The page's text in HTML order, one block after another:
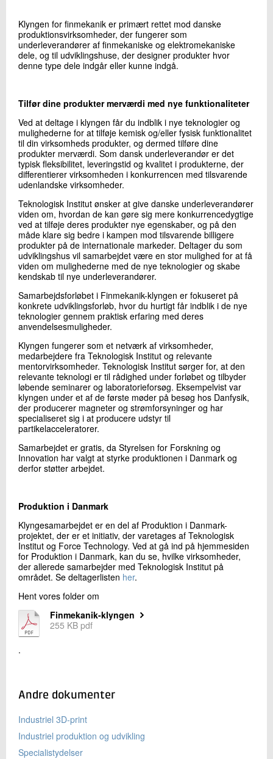
04.AMP-klyngen
05.Digitalisering og automatisering
06.Digitaliseret dokumentation og kvalitet
07. CT for AM-klyngen
Klyngen for finmekanik er primært rettet mod danske
produktionsvirksomheder, der fungerer som
underleverandører af finmekaniske og elektromekaniske
dele, og til udviklingshuse, der designer produkter hvor
denne type dele indgår eller kunne indgå.
Tilfør dine produkter merværdi med nye funktionaliteter
Ved at deltage i klyngen får du indblik i nye teknologier og
mulighederne for at tilføje kemisk og/eller fysisk funktionalitet
til din virksomheds produkter, og dermed tilføre dine
produkter merværdi. Som dansk underleverandør er det
typisk fleksibilitet, leveringstid og kvalitet i produkterne, der
differentierer virksomheden i konkurrencen med tilsvarende
udenlandske virksomheder.
Teknologisk Institut ønsker at give danske underleverandører
viden om, hvordan de kan gøre sig mere konkurrencedygtige
ved at tilføje deres produkter nye egenskaber, og på den
måde klare sig bedre i kampen mod tilsvarende billigere
produkter på de internationale markeder. Deltager du som
udviklingshus vil samarbejdet være en stor mulighed for at få
viden om mulighederne med de nye teknologier og skabe
kendskab til nye underleverandører.
Samarbejdsforløbet i Finmekanik-klyngen er fokuseret på
konkrete udviklingsforløb, hvor du hurtigt får indblik i de nye
teknologier gennem praktisk erfaring med deres
anvendelsesmuligheder.
Klyngen fungerer som et netværk af virksomheder,
medarbejdere fra Teknologisk Institut og relevante
mentorvirksomheder. Teknologisk Institut sørger for, at den
relevante teknologi er til rådighed under forløbet og tilbyder
løbende seminarer og laboratorieforsøg. Eksempelvist var
klyngen under et af de første møder på besøg hos Danfysik,
der producerer magneter og strømforsyninger og har
specialiseret sig i at producere udstyr til
partikelacceleratorer.
Samarbejdet er gratis, da Styrelsen for Forskning og
Innovation har valgt at styrke produktionen i Danmark og
derfor støtter arbejdet.
Produktion i Danmark
Klyngesamarbejdet er en del af Produktion i Danmark-
projektet, der er et initiativ, der varetages af Teknologisk
Institut og Force Technology. Ved at gå ind på hjemmesiden
for Produktion i Danmark, kan du se, hvilke virksomheder,
der allerede samarbejder med Teknologisk Institut på
området. Se deltagerlisten her.
Hent vores folder om
Finmekanik-klyngen
255 KB pdf
.
Andre dokumenter
Industriel 3D-print
Industriel produktion og udvikling
Specialistydelser